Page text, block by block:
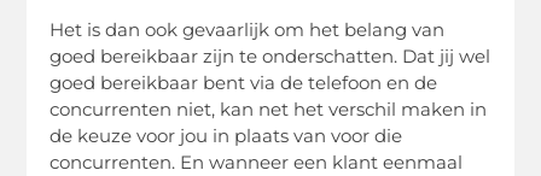
Het is dan ook gevaarlijk om het belang van
goed bereikbaar zijn te onderschatten. Dat jij wel
goed bereikbaar bent via de telefoon en de
concurrenten niet, kan net het verschil maken in
de keuze voor jou in plaats van voor die
concurrenten. En wanneer een klant eenmaal